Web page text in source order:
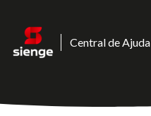
Central de Ajuda